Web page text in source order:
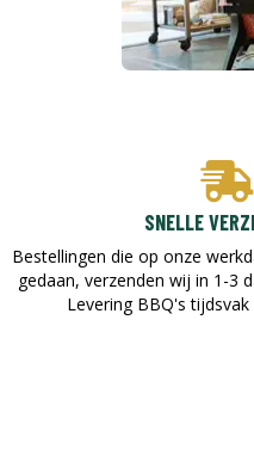
SNELLE
Bestellingen die op onze
gedaan, verzenden wij in 1-3
Levering BBQ's tijdsvak